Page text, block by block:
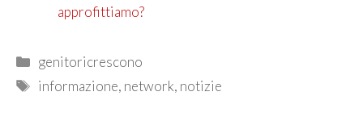
approfittiamo?
Categories
genitoricrescono
Tags
informazione, network, notizie